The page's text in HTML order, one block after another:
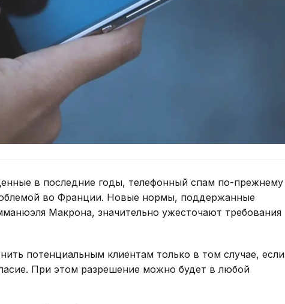
в последние годы, телефонный спам по-прежнему
во Франции. Новые нормы, поддержанные
Макрона, значительно ужесточают требования
потенциальным клиентам только в том случае, если
При этом разрешение можно будет в любой